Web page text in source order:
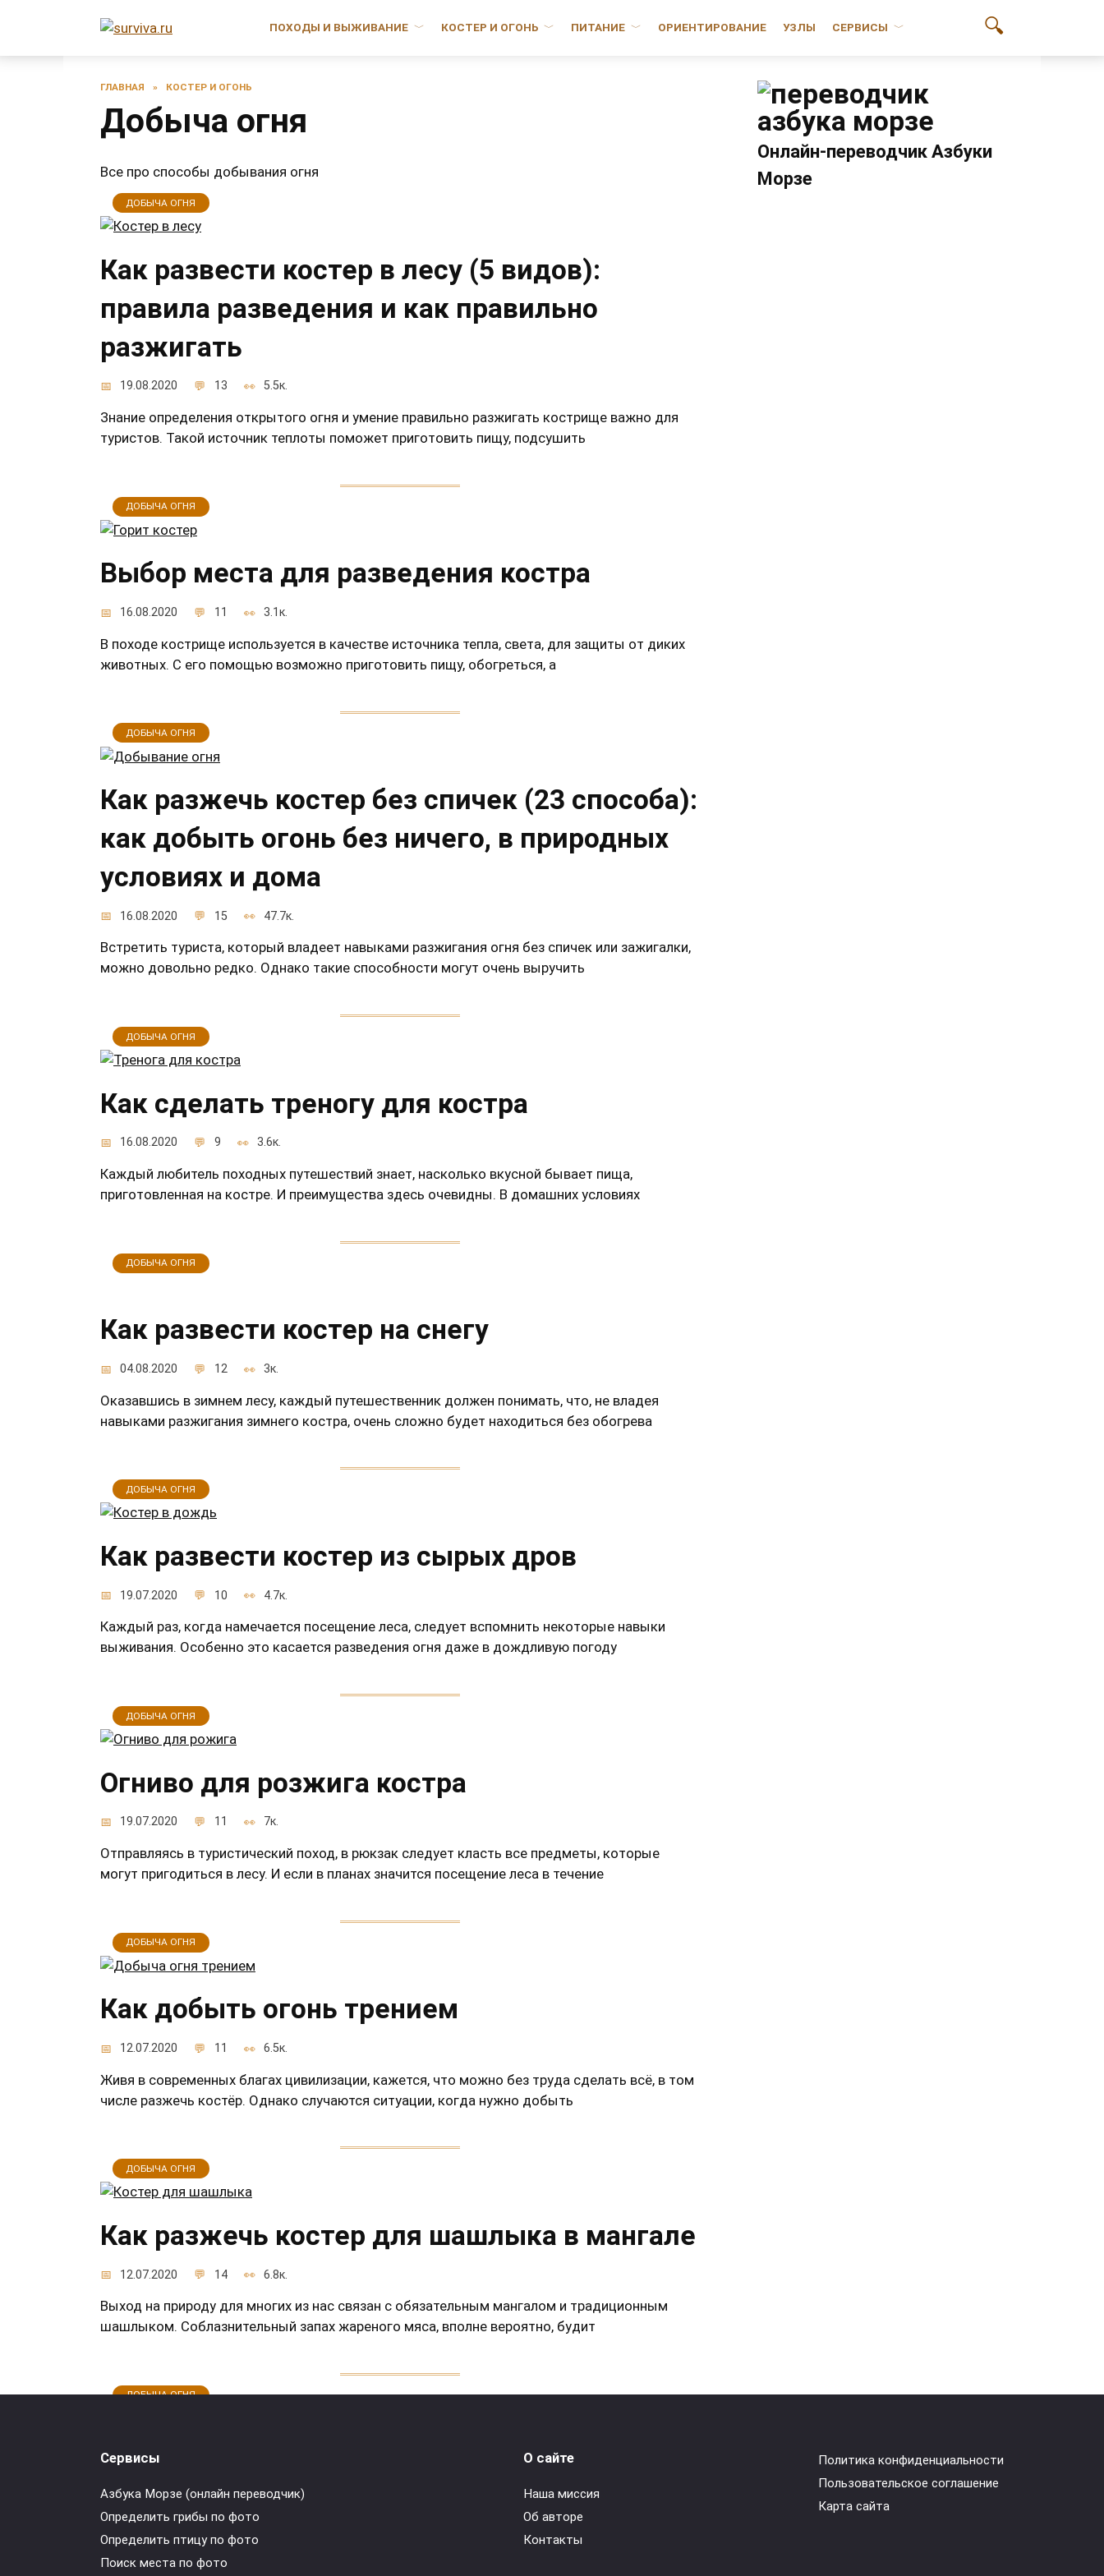
ПОХОДЫ И ВЫЖИВАНИЕ КОСТЕР И ОГОНЬ ПИТАНИЕ ОРИЕНТИРОВАНИЕ УЗЛЫ СЕРВИСЫ
ГЛАВНАЯ » КОСТЕР И ОГОНЬ
Добыча огня
Все про способы добывания огня
ДОБЫЧА ОГНЯ
Как развести костер в лесу (5 видов):
правила разведения и как правильно
разжигать
19.08.2020 13 5.5к.
Знание определения открытого огня и умение правильно разжигать кострище важно для
туристов. Такой источник теплоты поможет приготовить пищу, подсушить
ДОБЫЧА ОГНЯ
Выбор места для разведения костра
16.08.2020 11 3.1к.
В походе кострище используется в качестве источника тепла, света, для защиты от диких
животных. С его помощью возможно приготовить пищу, обогреться, а
ДОБЫЧА ОГНЯ
Как разжечь костер без спичек (23 способа):
как добыть огонь без ничего, в природных
условиях и дома
16.08.2020 15 47.7к.
Встретить туриста, который владеет навыками разжигания огня без спичек или зажигалки,
можно довольно редко. Однако такие способности могут очень выручить
ДОБЫЧА ОГНЯ
Как сделать треногу для костра
16.08.2020 9 3.6к.
Каждый любитель походных путешествий знает, насколько вкусной бывает пища,
приготовленная на костре. И преимущества здесь очевидны. В домашних условиях
ДОБЫЧА ОГНЯ
Как развести костер на снегу
04.08.2020 12 3к.
Оказавшись в зимнем лесу, каждый путешественник должен понимать, что, не владея
навыками разжигания зимнего костра, очень сложно будет находиться без обогрева
ДОБЫЧА ОГНЯ
Как развести костер из сырых дров
19.07.2020 10 4.7к.
Каждый раз, когда намечается посещение леса, следует вспомнить некоторые навыки
выживания. Особенно это касается разведения огня даже в дождливую погоду
ДОБЫЧА ОГНЯ
Огниво для розжига костра
19.07.2020 11 7к.
Отправляясь в туристический поход, в рюкзак следует класть все предметы, которые
могут пригодиться в лесу. И если в планах значится посещение леса в течение
ДОБЫЧА ОГНЯ
Как добыть огонь трением
12.07.2020 11 6.5к.
Живя в современных благах цивилизации, кажется, что можно без труда сделать всё, в том
числе разжечь костёр. Однако случаются ситуации, когда нужно добыть
ДОБЫЧА ОГНЯ
Как разжечь костер для шашлыка в мангале
12.07.2020 14 6.8к.
Выход на природу для многих из нас связан с обязательным мангалом и традиционным
шашлыком. Соблазнительный запах жареного мяса, вполне вероятно, будит
ДОБЫЧА ОГНЯ
Как сделать огонь из батарейки и фольги
11.07.2020 8 2.3к.
Бывают ситуации, когда срочно необходимо развести костер, а под рукой нет ни спичек, ни
Онлайн-переводчик Азбуки
Морзе
Сервисы
Азбука Морзе (онлайн переводчик)
Определить грибы по фото
Определить птицу по фото
Поиск места по фото
О сайте
Наша миссия
Об авторе
Контакты
Политика конфиденциальности
Пользовательское соглашение
Карта сайта